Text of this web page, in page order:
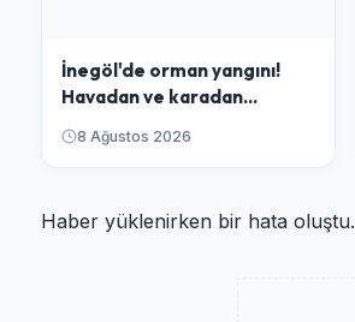
İnegöl'de orman yangını!
Havadan ve karadan
müdahale ediliyor
8 Ağustos 2026
Haber yüklenirken bir hata oluştu.